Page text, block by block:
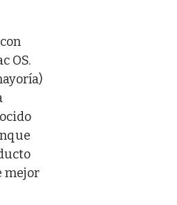
OS.
mejor